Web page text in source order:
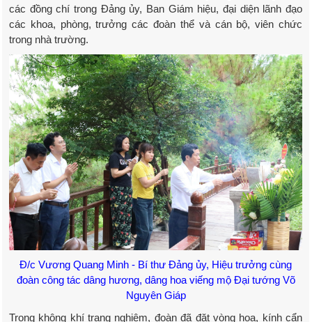
các đồng chí trong Đảng ủy, Ban Giám hiệu, đại diện lãnh đạo
các khoa, phòng, trưởng các đoàn thể và cán bộ, viên chức
trong nhà trường.
Đ/c Vương Quang Minh - Bí thư Đảng ủy, Hiệu trưởng cùng
đoàn công tác dâng hương, dâng hoa viếng mộ Đại tướng Võ
Nguyên Giáp
Trong không khí trang nghiêm, đoàn đã đặt vòng hoa, kính cẩn